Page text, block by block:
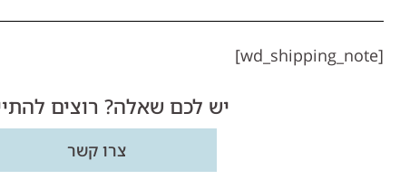
[wd_shipping_note]
יש לכם שאלה? רוצים
צרו קשר